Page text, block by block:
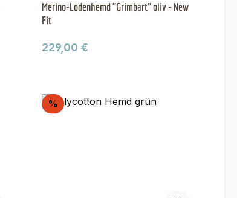
Merino-Lodenhemd "Grimbart" oliv - New
Fit
Regulärer Preis:
229,00 €
% Rabatt